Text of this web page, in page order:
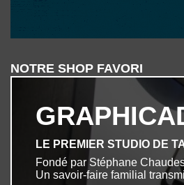
NOTRE SHOP FAVORI
LE PREMIER STUDIO DE
Fondé par Stéphane
Un savoir-faire familial